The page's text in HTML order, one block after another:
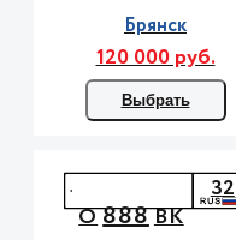
Брянск
120 000 руб.
Выбрать
О888ВК
32